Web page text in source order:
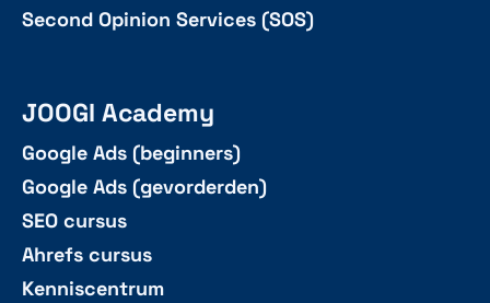
Second Opinion Services (SOS)
JOOGI Academy
Google Ads (beginners)
Google Ads (gevorderden)
SEO cursus
Ahrefs cursus
Kenniscentrum